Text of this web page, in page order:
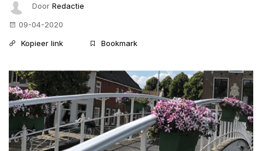
Door Redactie
09-04-2020
Kopieer link
Bookmark